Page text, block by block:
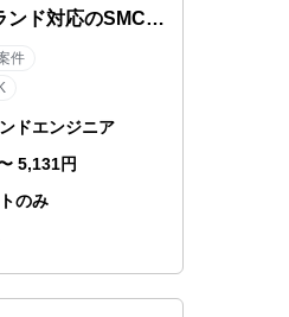
ンド対応のSMCエ
ニア
件
ドエンジニア
5,131円
のみ